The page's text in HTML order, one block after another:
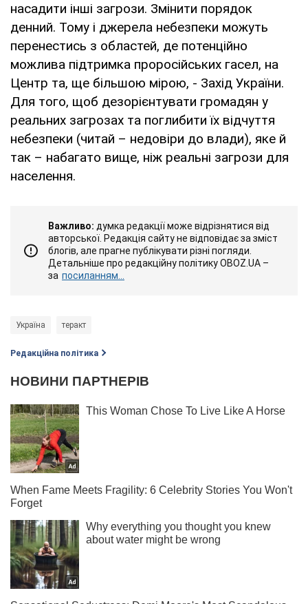
насадити інші загрози. Змінити порядок
денний. Тому і джерела небезпеки можуть
перенестись з областей, де потенційно
можлива підтримка проросійських гасел, на
Центр та, ще більшою мірою, - Захід України.
Для того, щоб дезорієнтувати громадян у
реальних загрозах та поглибити їх відчуття
небезпеки (читай – недовіри до влади), яке й
так – набагато вище, ніж реальні загрози для
населення.
Важливо: думка редакції може відрізнятися від
авторської. Редакція сайту не відповідає за зміст
блогів, але прагне публікувати різні погляди.
Детальніше про редакційну політику OBOZ.UA –
за посиланням...
Україна теракт
Редакційна політика